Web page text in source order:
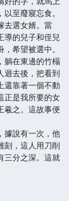
至廢寢忘食。
去選女婿。當
導的兒子和侄兒
希望被選中。
躺在東邊的竹榻
迴去後，把看到
還靠著一個不動
正是我所要的女
羲之。這故事便
說有一次，他
刻，這人用刀削
三分之深。這就